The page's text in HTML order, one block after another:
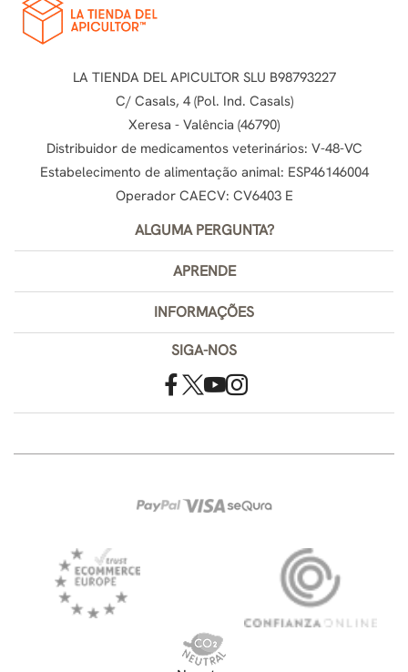
LA TIENDA DEL APICULTOR SLU B98793227
C/ Casals, 4 (Pol. Ind. Casals)
Xeresa - Valência (46790)
Distribuidor de medicamentos veterinários: V-48-VC
Estabelecimento de alimentação animal: ESP46146004
Operador CAECV: CV6403 E
ALGUMA PERGUNTA?
APRENDE
INFORMAÇÕES
SIGA-NOS